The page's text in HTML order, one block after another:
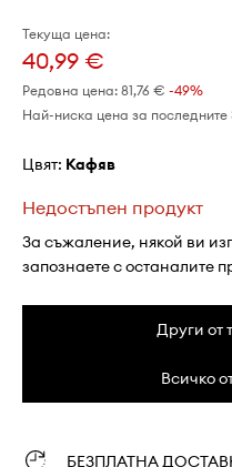
Текуща цена:
40,99 €
Редовна цена: 81,76 € -49%
Най-ниска цена за последните
Цвят: кафяв
Недостъпен продукт
За съжаление, някой ви
запознаете с останалите
Други от
Всичко
БЕЗПЛАТНА